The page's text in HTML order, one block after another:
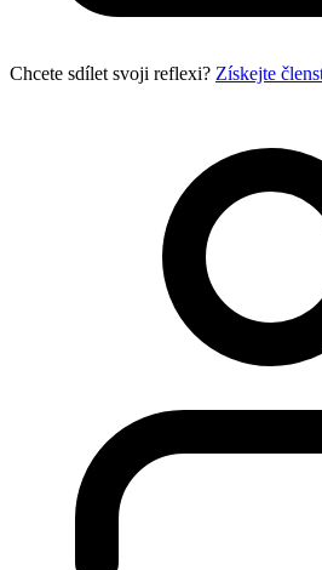
Chcete sdílet svoji reflexi? Získejte